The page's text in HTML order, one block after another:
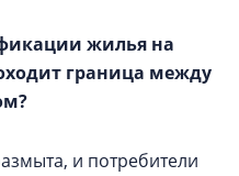
жилья на
граница между
и потребители